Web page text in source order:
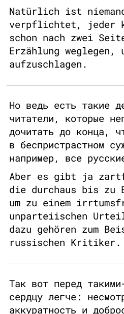
Natürlich ist
verpflichtet, jeder
schon nach zwei
Erzählung weglegen,
aufzuschlagen.
Но ведь есть такие
читатели, которые
дочитать до конца,
в беспристрастном
например, все
Aber es gibt ja
die durchaus bis zu
um zu einem
unparteiischen
dazu gehören zum
russischen Kritiker.
Так вот перед
сердцу легче:
аккуратность и